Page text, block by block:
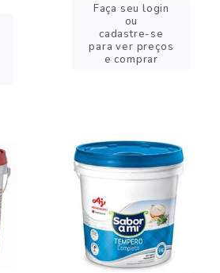
Faça seu login
ou
cadastre-se
para ver preços
e comprar